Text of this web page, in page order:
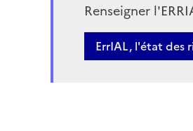
Renseigner
Bouton
ErrIAL, l'état des